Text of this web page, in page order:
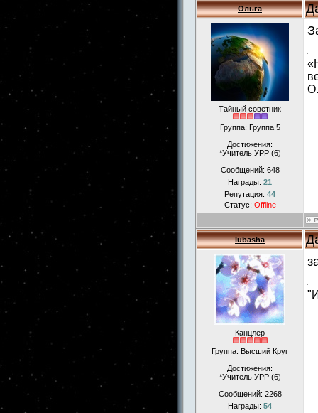
Ольга
Тайный советник
Группа: Группа 5
Достижения:
*Учитель УРР (6)
Сообщений: 648
Награды: 21
Репутация: 44
Статус: Offline
lubasha
Канцлер
Группа: Высший Круг
Достижения:
*Учитель УРР (6)
Сообщений: 2268
Награды: 54